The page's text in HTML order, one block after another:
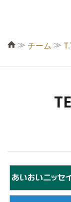
≫ チーム ≫